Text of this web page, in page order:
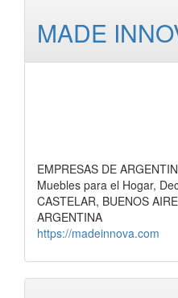
MADE
EMPRESAS DE
Muebles para el Hogar,
CASTELAR, BUENOS
ARGENTINA
https://madeinnova.com